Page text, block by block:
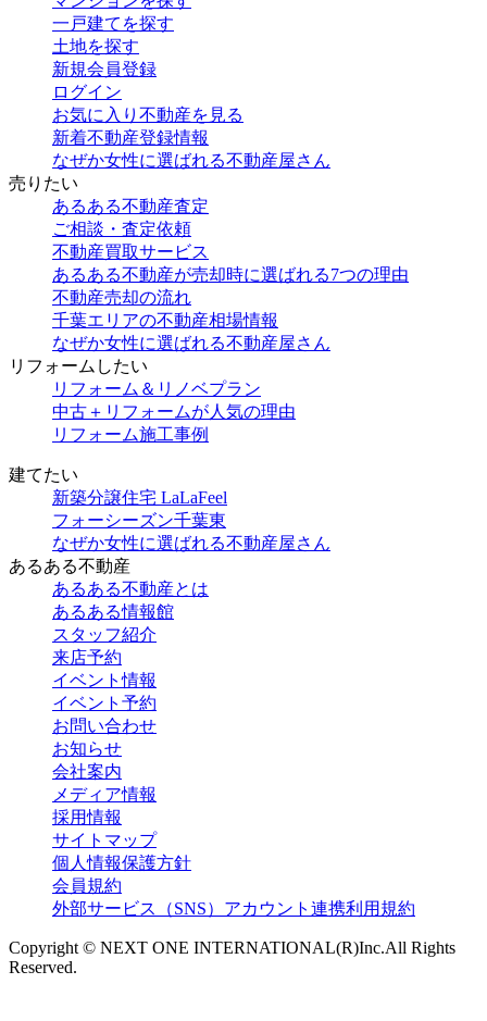
一戸建てを探す
土地を探す
新規会員登録
ログイン
お気に入り不動産を見る
新着不動産登録情報
なぜか女性に選ばれる不動産屋さん
売りたい
あるある不動産査定
ご相談・査定依頼
不動産買取サービス
あるある不動産が売却時に選ばれる7つの理由
不動産売却の流れ
千葉エリアの不動産相場情報
なぜか女性に選ばれる不動産屋さん
リフォームしたい
リフォーム＆リノベプラン
中古＋リフォームが人気の理由
リフォーム施工事例
建てたい
新築分譲住宅 LaLaFeel
フォーシーズン千葉東
なぜか女性に選ばれる不動産屋さん
あるある不動産
あるある不動産とは
あるある情報館
スタッフ紹介
来店予約
イベント情報
イベント予約
お問い合わせ
お知らせ
会社案内
メディア情報
採用情報
サイトマップ
個人情報保護方針
会員規約
外部サービス（SNS）アカウント連携利用規約
Copyright © NEXT ONE INTERNATIONAL(R)Inc.All Rights
Reserved.